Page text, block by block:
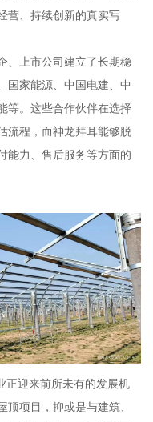
营、持续创新的真实写
、上市公司建立了长期稳
国家能源、中国电建、中
等。这些合作伙伴在选择
流程，而神龙拜耳能够脱
能力、售后服务等方面的
正迎来前所未有的发展机
项目，抑或是与建筑、